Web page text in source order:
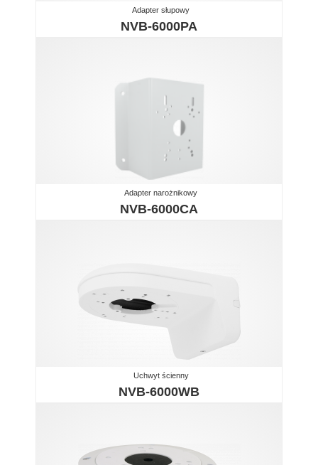
Adapter słupowy
NVB-6000PA
Adapter narożnikowy
NVB-6000CA
Uchwyt ścienny
NVB-6000WB